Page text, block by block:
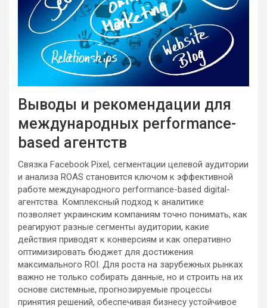
Выводы и рекомендации для
международных performance-
based агентств
Связка Facebook Pixel, сегментации целевой аудитории
и анализа ROAS становится ключом к эффективной
работе международного performance-based digital-
агентства. Комплексный подход к аналитике
позволяет украинским компаниям точно понимать, как
реагируют разные сегменты аудитории, какие
действия приводят к конверсиям и как оперативно
оптимизировать бюджет для достижения
максимального ROI. Для роста на зарубежных рынках
важно не только собирать данные, но и строить на их
основе системные, прогнозируемые процессы
принятия решений, обеспечивая бизнесу устойчивое